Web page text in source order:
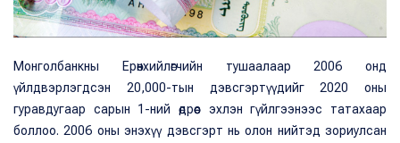
Монголбанкны Ерөнхийлөгчийн тушаалаар 2006 онд
үйлдвэрлэгдсэн 20,000-тын дэвсгэртүүдийг 2020 оны
гуравдугаар сарын 1-ний өдрөөс эхлэн гүйлгээнээс татахаар
боллоо. 2006 оны энэхүү дэвсгэрт нь олон нийтэд зориулсан